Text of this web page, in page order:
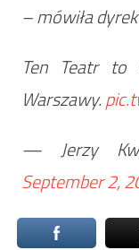
– mówiła
Ten Teatr to
Warszawy.
— Jerzy
September 2,